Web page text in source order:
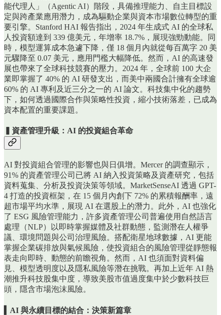
能代理人」（Agentic AI）階段，具備推理能力、自主目標設
定與跨產業應用潛力，成為驅動企業與資本市場數位轉型的重
要引擎。Stanford HAI 報告指出，2024 年生成式 AI 的全球私
人投資額達到 339 億美元，年增率 18.7%，展現強勁動能。同
時，模型運算成本急遽下降，僅 18 個月內就從每百萬字 20 美
元驟降至 0.07 美元，應用門檻大幅降低。然而，AI 的高速發
展也帶來了全球科技競賽的壓力。2024 年，全球前 100 大企
業即掌握了 40% 的 AI 研發支出，而美中兩國合計擁有全球逾
60% 的 AI 專利及近三分之一的 AI 論文。科技集中化的趨勢
下，如何透過國際合作與策略性投資，縮小技術落差，已成為
資本配置的重要課題。
▍資產管理升級：AI 的投資組合革命
AI 對投資組合管理的影響也與日俱增。Mercer 的調查顯示，
91% 的資產管理公司已將 AI 納入投資策略及資產研究，包括
資料蒐集、分析及投資決策等領域。MarketSenseAI 透過 GPT-
4 打造的投資框架，在 15 個月內創下 72% 的累積報酬率，遠
超市場平均水準，展現 AI 在選股上的潛力。此外，AI 也強化
了 ESG 風險管理能力，許多資產管理公司普遍使用自然語言
處理（NLP）以即時掌握媒體及社群動態，監測潛在人權爭
議、環境問題與公司治理風險。搭配衛星地球數據，AI 更能
掌握企業碳排放與氣候風險，使投資組合的風險管理從靜態報
表走向即時、動態的前瞻視角。然而，AI 也須面對資料偏
見、模型透明度以及隱私風險等潛在挑戰。再加上近年 AI 熱
潮推升科技股集中度，導致美股市值過度集中於少數科技巨
頭，隱含市場泡沫風險。
▍AI 與永續目標的結合：決策新篇章